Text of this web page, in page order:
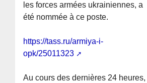
les forces armées ukrainiennes, a
été nommée à ce poste.
https://tass.ru/armiya-i-
opk/25011323
Au cours des dernières 24 heures,